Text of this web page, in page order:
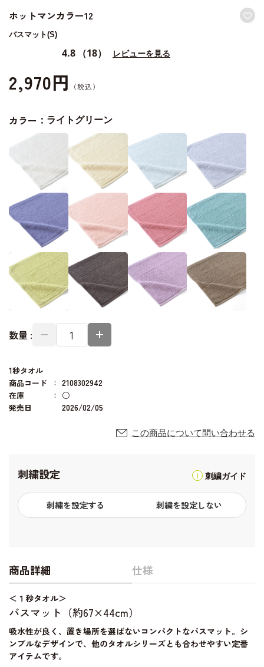
ホットマンカラー12
バスマット(S)
4.8 （18） レビューを見る
2,970円
カラー： ライトグリーン
数量 :
1秒タオル
商品コード
2108302942
在庫
○
発売日
2026/02/05
この商品について問い合わせる
刺繍設定 刺繍ガイド
刺繍を設定する 刺繍を設定しない
商品詳細 仕様
＜１秒タオル＞
バスマット（約67×44cm）
吸水性が良く、置き場所を選ばないコンパクトなバスマット。シ
ンプルなデザインで、他のタオルシリーズとも合わせやすい定番
アイテムです。